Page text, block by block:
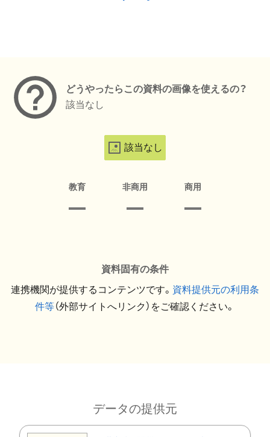
どうやったらこの資料の画像を使えるの？
該当なし
該当なし
教育 非商用 商用
資料固有の条件
連携機関が提供するコンテンツです。 資料提供元の利用条
件等（外部サイトへリンク）をご確認ください。
データの提供元